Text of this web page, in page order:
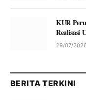
KUR
Realisasi
29/07/
BERITA TERKINI